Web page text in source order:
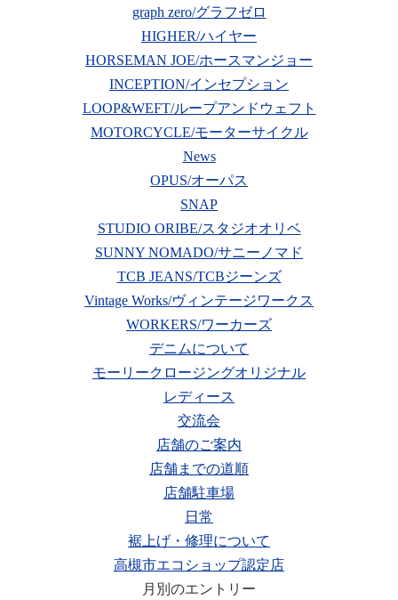
graph zero/グラフゼロ
HIGHER/ハイヤー
HORSEMAN JOE/ホースマンジョー
INCEPTION/インセプション
LOOP&WEFT/ループアンドウェフト
MOTORCYCLE/モーターサイクル
News
OPUS/オーパス
SNAP
STUDIO ORIBE/スタジオオリベ
SUNNY NOMADO/サニーノマド
TCB JEANS/TCBジーンズ
Vintage Works/ヴィンテージワークス
WORKERS/ワーカーズ
デニムについて
モーリークロージングオリジナル
レディース
交流会
店舗のご案内
店舗までの道順
店舗駐車場
日常
裾上げ・修理について
高槻市エコショップ認定店
月別のエントリー